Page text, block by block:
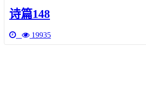
诗篇148
19935